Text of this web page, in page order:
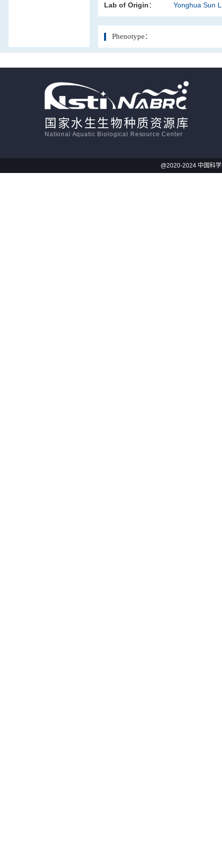
Lab of Origin： Yonghua Sun
Phenotype：
国家水生生物种质资源库
National Aquatic Biological Resource Center
@2020-2024 中国科